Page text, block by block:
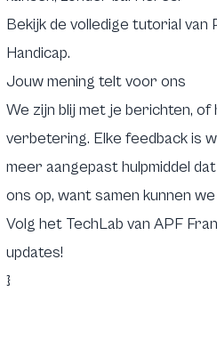
Bekijk de volledige tutorial van
Handicap.
Jouw mening telt voor ons
We zijn blij met je berichten,
verbetering. Elke feedback is
meer aangepast hulpmiddel
ons op, want samen kunnen
Volg het TechLab van APF
updates!
}